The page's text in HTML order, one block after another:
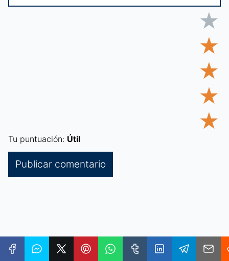
★
★
★
★
★
Tu puntuación: Útil
Categorías